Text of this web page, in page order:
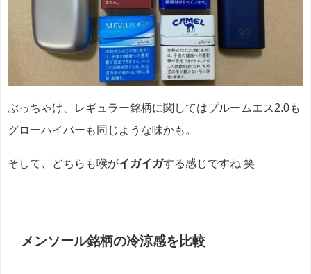
ぶっちゃけ、レギュラー銘柄に関してはプルームエス2.0も
グローハイパーも同じような味かも。
そして、どちらも喉がイガイガする感じですね 笑
メンソール銘柄の冷涼感を比較